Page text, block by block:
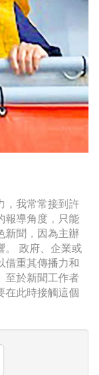
，我常常接到許
報導角度，只能
新聞，因為主辦
。 政府、企業或
借重其傳播力和
至於新聞工作者
在此時接觸這個
型該怎麼